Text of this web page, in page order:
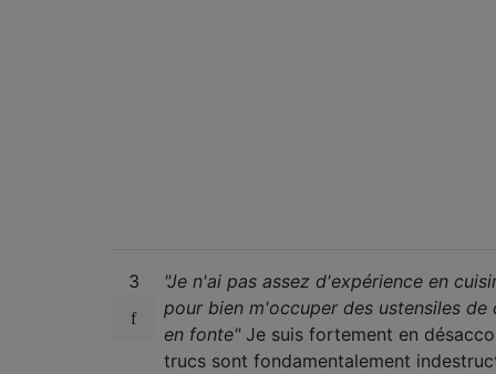
3
"Je n'ai pas assez d'expérience en
pour bien m'occuper des ustensiles de
en fonte"Je suis fortement en
trucs sont fondamentalement